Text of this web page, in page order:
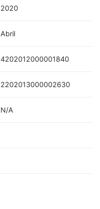
2020
Abril
4202012000001840
2202013000002630
N/A